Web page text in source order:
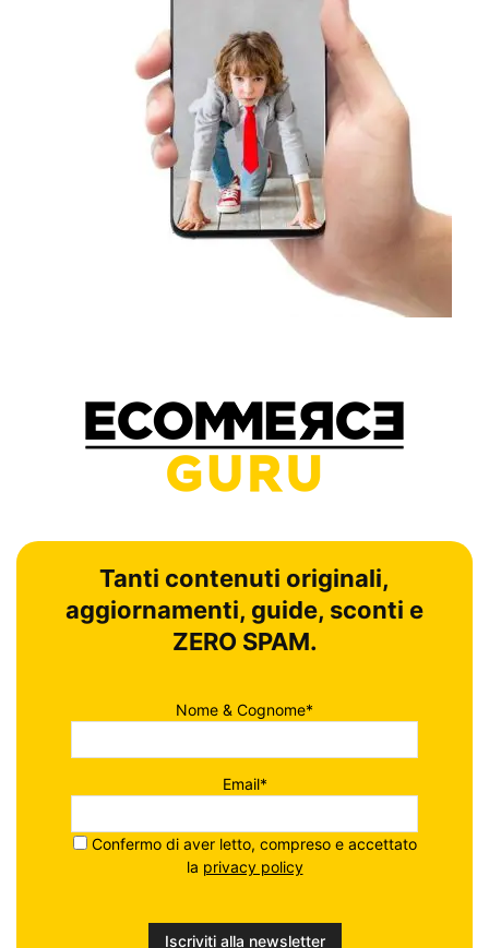
Tanti contenuti originali,
aggiornamenti, guide, sconti e
ZERO SPAM.
Nome & Cognome*
Email*
Confermo di aver letto, compreso e accettato
la privacy policy